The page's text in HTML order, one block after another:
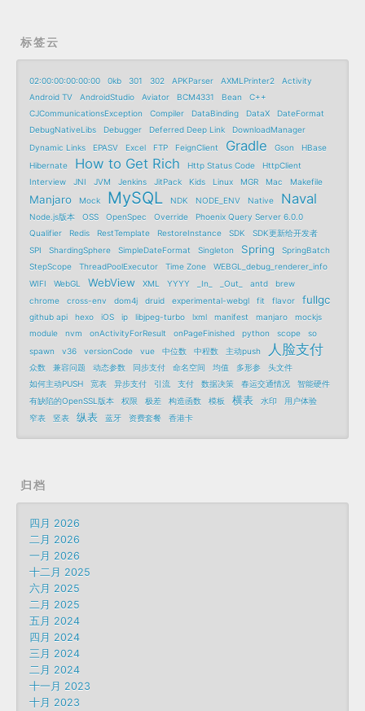
标签云
02:00:00:00:00:00 0kb 301 302 APKParser AXMLPrinter2
Activity
Android TV
AndroidStudio Aviator BCM4331 Bean
C++
CJCommunicationsException
Compiler DataBinding DataX
DateFormat
DebugNativeLibs
Debugger Deferred Deep Link
DownloadManager
Dynamic Links
EPASV Excel FTP FeignClient Gradle Gson
HBase
Hibernate
How to Get Rich Http Status Code
HttpClient
Interview
JNI JVM Jenkins JitPack Kids Linux MGR Mac Makefile
Manjaro Mock MySQL NDK NODE_ENV Native Naval
Node.js版本 OSS OpenSpec Override
Phoenix Query Server 6.0.0
Qualifier
Redis RestTemplate RestoreInstance SDK
SDK更新给开发者
SPI
ShardingSphere SimpleDateFormat Singleton Spring
SpringBatch
StepScope
ThreadPoolExecutor Time Zone
WEBGL_debug_renderer_info
WIFI
WebGL WebView XML YYYY _In_ _Out_ antd
brew
chrome
cross-env dom4j druid experimental-webgl fit flavor fullgc
github api hexo iOS ip libjpeg-turbo lxml manifest manjaro
mockjs
module
nvm onActivityForResult onPageFinished python scope
so
spawn
v36 versionCode vue 中位数 中程数 主动push 人脸支付
众数 兼容问题 动态参数 同步支付 命名空间 均值 多形参
头文件
如何主动PUSH
宽表 异步支付 引流 支付 数据决策 春运交通情况
智能硬件
有缺陷的OpenSSL版本
权限 极差 构造函数 模板 横表 水印
用户体验
窄表
竖表 纵表 蓝牙 资费套餐 香港卡
归档
四月 2026
二月 2026
一月 2026
十二月 2025
六月 2025
二月 2025
五月 2024
四月 2024
三月 2024
二月 2024
十一月 2023
十月 2023